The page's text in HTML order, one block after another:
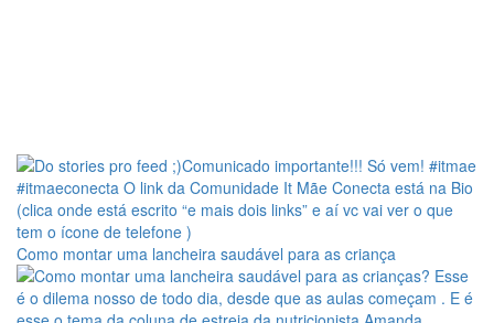
Como montar uma lancheira saudável para as criança